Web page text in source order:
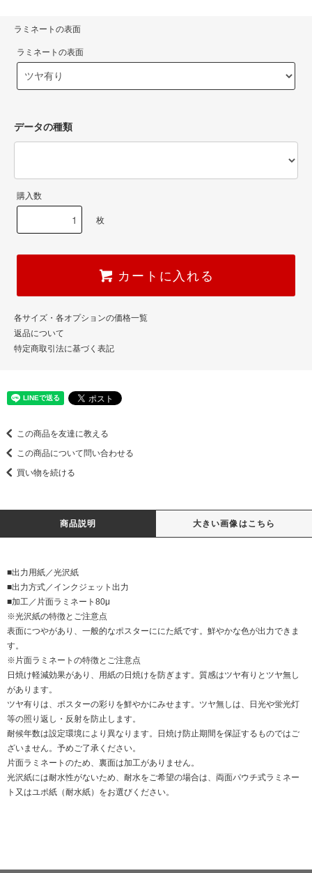
ラミネートの表面
ラミネートの表面
データの種類
購入数
枚
カートに入れる
各サイズ・各オプションの価格一覧
返品について
特定商取引法に基づく表記
この商品を友達に教える
この商品について問い合わせる
買い物を続ける
商品説明 大きい画像はこちら
■出力用紙／光沢紙
■出力方式／インクジェット出力
■加工／片面ラミネート80μ
※光沢紙の特徴とご注意点
表面につやがあり、一般的なポスターににた紙です。鮮やかな色が出力できま
す。
※片面ラミネートの特徴とご注意点
日焼け軽減効果があり、用紙の日焼けを防ぎます。質感はツヤ有りとツヤ無し
があります。
ツヤ有りは、ポスターの彩りを鮮やかにみせます。ツヤ無しは、日光や蛍光灯
等の照り返し・反射を防止します。
耐候年数は設定環境により異なります。日焼け防止期間を保証するものではご
ざいません。予めご了承ください。
片面ラミネートのため、裏面は加工がありません。
光沢紙には耐水性がないため、耐水をご希望の場合は、両面パウチ式ラミネー
ト又はユポ紙（耐水紙）をお選びください。